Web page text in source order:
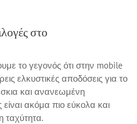
στο
το γεγονός ότι στην mobile
ελκυστικές αποδόσεις για το
και ανανεωμένη
ακόμα πιο εύκολα και
ταχύτητα.